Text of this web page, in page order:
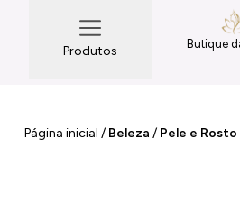
Produtos Butique
Página inicial / Beleza / Pele e Rosto